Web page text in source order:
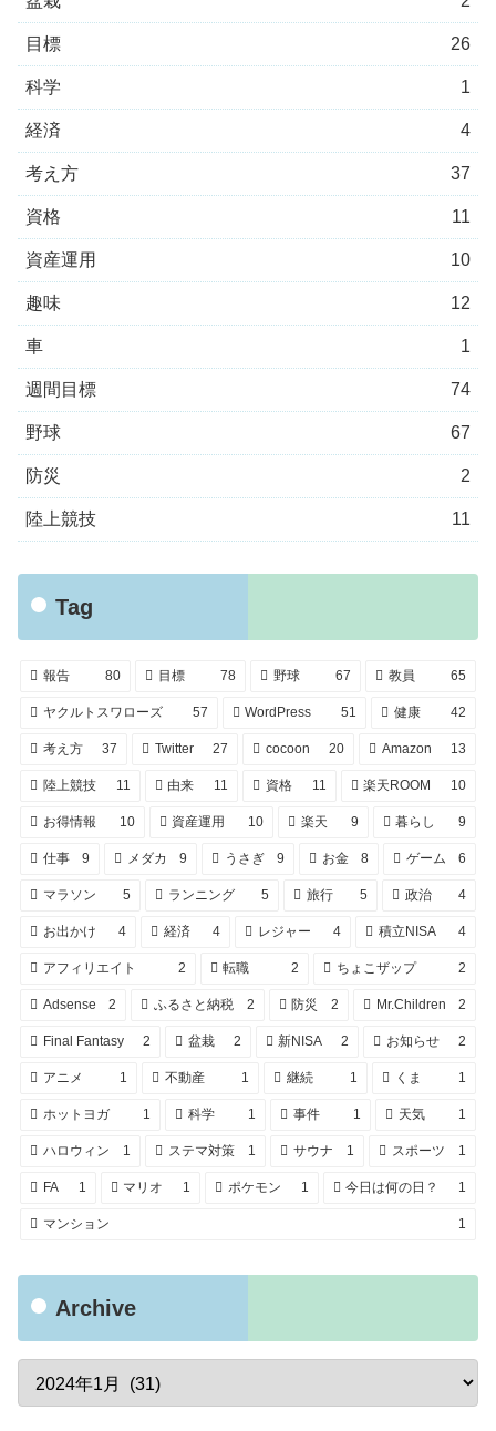
目標 26
科学 1
経済 4
考え方 37
資格 11
資産運用 10
趣味 12
車 1
週間目標 74
野球 67
防災 2
陸上競技 11
Tag
報告 80 目標 78 野球 67 教員 65
ヤクルトスワローズ 57 WordPress 51 健康 42
考え方 37 Twitter 27 cocoon 20 Amazon 13
陸上競技 11 由来 11 資格 11 楽天ROOM 10
お得情報 10 資産運用 10 楽天 9 暮らし 9
仕事 9 メダカ 9 うさぎ 9 お金 8 ゲーム 6
マラソン 5 ランニング 5 旅行 5 政治 4
お出かけ 4 経済 4 レジャー 4 積立NISA 4
アフィリエイト 2 転職 2 ちょこザップ 2
Adsense 2 ふるさと納税 2 防災 2 Mr.Children 2
Final Fantasy 2 盆栽 2 新NISA 2 お知らせ 2
アニメ 1 不動産 1 継続 1 くま 1
ホットヨガ 1 科学 1 事件 1 天気 1
ハロウィン 1 ステマ対策 1 サウナ 1 スポーツ 1
FA 1 マリオ 1 ポケモン 1 今日は何の日？ 1
マンション 1
Archive